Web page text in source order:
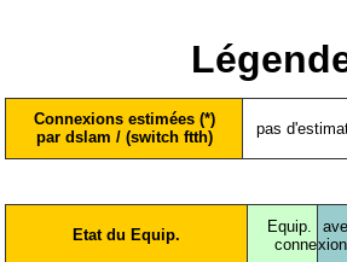
Connexions estimées (*)
par dslam / (switch ftth)
pas
Etat du Equip.
Equip.
conne